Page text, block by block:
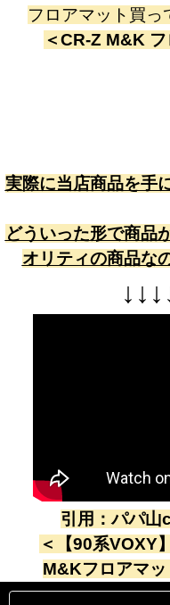
フロアマット買っ
＜CR-Z M&K
実際に当店商品を手
どういった形で商品
オリティの商品な
↓ ↓ ↓
引用：パパ山
＜
【90系VOXY
M&Kフロアマ